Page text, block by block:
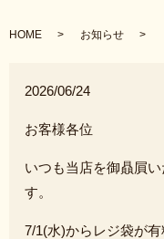
HOME お知らせ
2026/06/24
お客様各位
いつも当店を御贔屓
す。
7/1(水)からレジ袋が有